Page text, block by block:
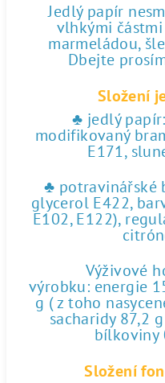
Jedlý papír
vlhkými
marmeládou,
Dbejte
Složení
♣ jedlý
modifikovaný
E171,
♣ potravinářské
glycerol E422,
E102, E122),
Výživové
výrobku: energie
g ( z toho
sacharidy 87,2
bílkoviny
Složení